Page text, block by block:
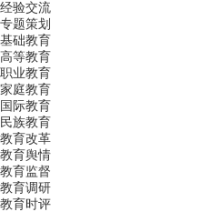
经验交流
专题策划
基础教育
高等教育
职业教育
家庭教育
国际教育
民族教育
教育改革
教育舆情
教育监督
教育调研
教育时评